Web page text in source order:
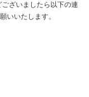
ざいましたら以下の連
いいたします。